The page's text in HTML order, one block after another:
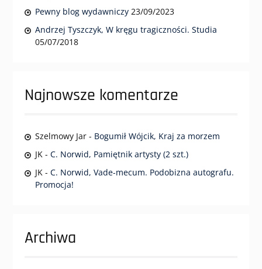
Pewny blog wydawniczy 23/09/2023
Andrzej Tyszczyk, W kręgu tragiczności. Studia
05/07/2018
Najnowsze komentarze
Szelmowy Jar- Bogumił Wójcik, Kraj za morzem
JK- C. Norwid, Pamiętnik artysty (2 szt.)
JK- C. Norwid, Vade-mecum. Podobizna autografu.
Promocja!
Archiwa